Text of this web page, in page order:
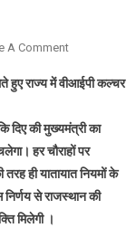
A CommentOn
में
कल्चर
पर
रोक,
सीएम
हुए राज्य में वीआईपी कल्चर
दिए की मुख्यमंत्री का
हर चौराहों पर
ही यातायात नियमों के
से राजस्थान की
मिलेगी ।